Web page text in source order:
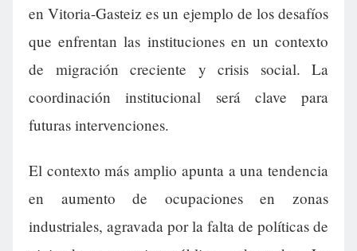
en Vitoria-Gasteiz es un ejemplo de los desafíos
que enfrentan las instituciones en un contexto
de migración creciente y crisis social. La
coordinación institucional será clave para
futuras intervenciones.
El contexto más amplio apunta a una tendencia
en aumento de ocupaciones en zonas
industriales, agravada por la falta de políticas de